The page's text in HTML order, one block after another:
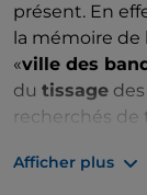
présent. En
la mémoire de
«ville des
du tissage
recherchés
d'autres
Afficher plus